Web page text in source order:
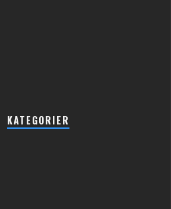
KATEGORIER